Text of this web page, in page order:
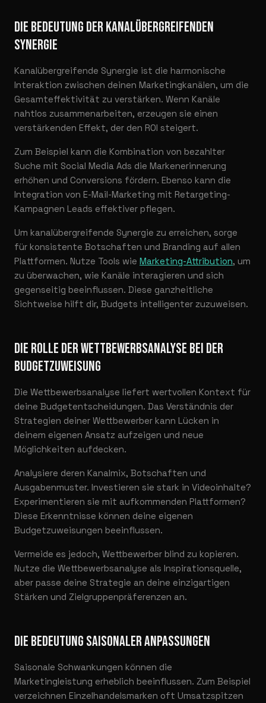
DIE BEDEUTUNG DER KANALÜBERGREIFENDEN
SYNERGIE
Kanalübergreifende Synergie ist die harmonische
Interaktion zwischen deinen Marketingkanälen, um die
Gesamteffektivität zu verstärken. Wenn Kanäle
nahtlos zusammenarbeiten, erzeugen sie einen
verstärkenden Effekt, der den ROI steigert.
Zum Beispiel kann die Kombination von bezahlter
Suche mit Social Media Ads die Markenerinnerung
erhöhen und Conversions fördern. Ebenso kann die
Integration von E-Mail-Marketing mit Retargeting-
Kampagnen Leads effektiver pflegen.
Um kanalübergreifende Synergie zu erreichen, sorge
für konsistente Botschaften und Branding auf allen
Plattformen. Nutze Tools wie Marketing-Attribution, um
zu überwachen, wie Kanäle interagieren und sich
gegenseitig beeinflussen. Diese ganzheitliche
Sichtweise hilft dir, Budgets intelligenter zuzuweisen.
DIE ROLLE DER WETTBEWERBSANALYSE BEI DER
BUDGETZUWEISUNG
Die Wettbewerbsanalyse liefert wertvollen Kontext für
deine Budgetentscheidungen. Das Verständnis der
Strategien deiner Wettbewerber kann Lücken in
deinem eigenen Ansatz aufzeigen und neue
Möglichkeiten aufdecken.
Analysiere deren Kanalmix, Botschaften und
Ausgabenmuster. Investieren sie stark in Videoinhalte?
Experimentieren sie mit aufkommenden Plattformen?
Diese Erkenntnisse können deine eigenen
Budgetzuweisungen beeinflussen.
Vermeide es jedoch, Wettbewerber blind zu kopieren.
Nutze die Wettbewerbsanalyse als Inspirationsquelle,
aber passe deine Strategie an deine einzigartigen
Stärken und Zielgruppenpräferenzen an.
DIE BEDEUTUNG SAISONALER ANPASSUNGEN
Saisonale Schwankungen können die
Marketingleistung erheblich beeinflussen. Zum Beispiel
verzeichnen Einzelhandelsmarken oft Umsatzspitzen